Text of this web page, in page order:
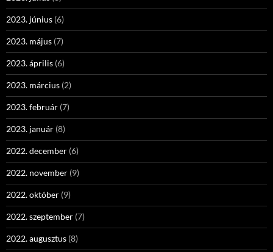
2023. június (6)
2023. május (7)
2023. április (6)
2023. március (2)
2023. február (7)
2023. január (8)
2022. december (6)
2022. november (9)
2022. október (9)
2022. szeptember (7)
2022. augusztus (8)